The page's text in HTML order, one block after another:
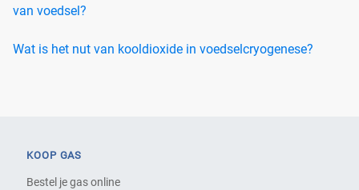
van voedsel?
Wat is het nut van kooldioxide in voedselcryogenese?
KOOP GAS
Bestel je gas online